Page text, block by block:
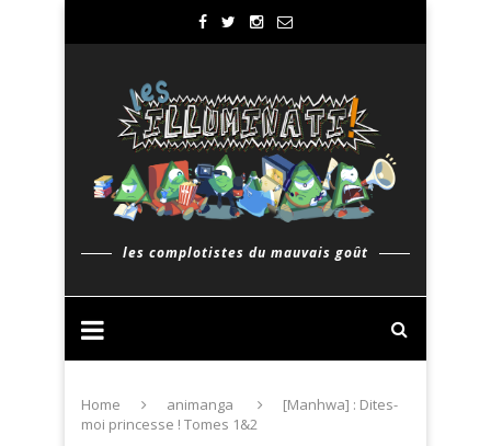
les complotistes du mauvais goût
Home animanga
[Manhwa] : Dites-
moi princesse ! Tomes 1&2